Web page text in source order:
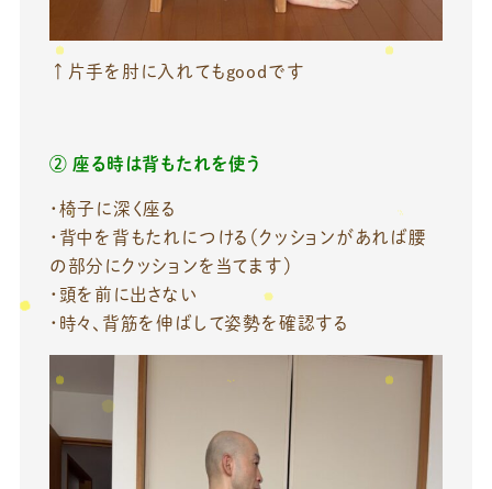
↑片手を肘に入れてもgoodです
② 座る時は背もたれを使う
・椅子に深く座る
・背中を背もたれにつける（クッションがあれば腰
の部分にクッションを当てます）
・頭を前に出さない
・時々、背筋を伸ばして姿勢を確認する